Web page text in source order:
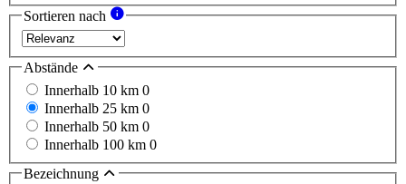
Sortieren nach
Abstände
Innerhalb 10 km 0
Innerhalb 25 km 0
Innerhalb 50 km 0
Innerhalb 100 km 0
Bezeichnung